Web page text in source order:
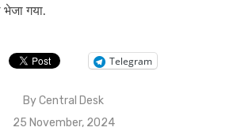
गया.
Telegram
ByCentral Desk
Posted
25 November, 2024